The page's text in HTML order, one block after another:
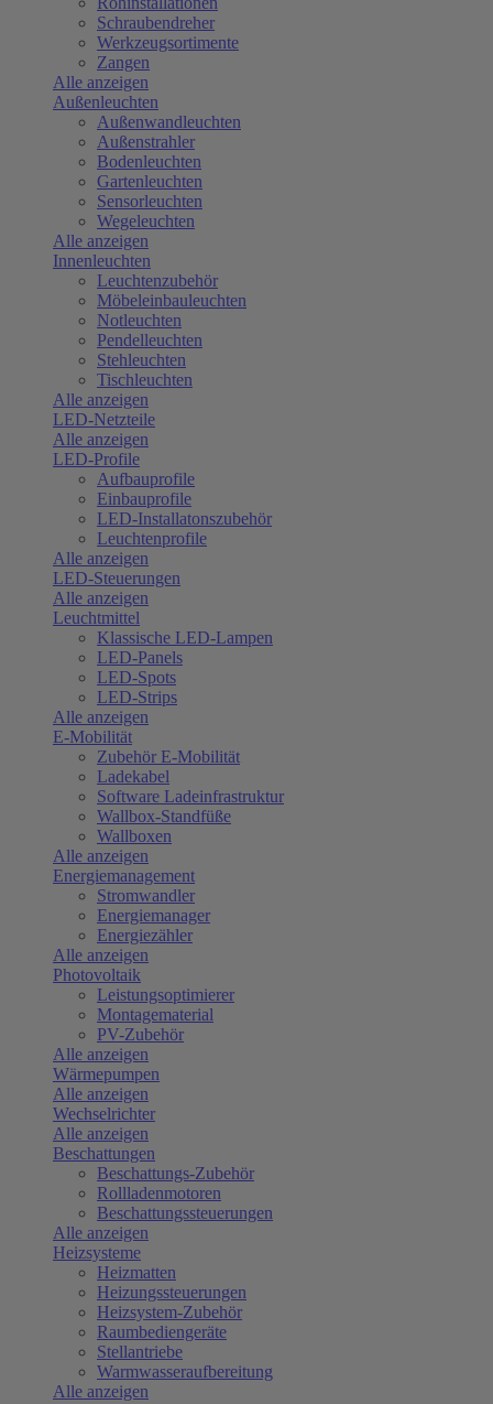
Schraubendreher
Werkzeugsortimente
Zangen
Alle anzeigen
Außenleuchten
Außenwandleuchten
Außenstrahler
Bodenleuchten
Gartenleuchten
Sensorleuchten
Wegeleuchten
Alle anzeigen
Innenleuchten
Leuchtenzubehör
Möbeleinbauleuchten
Notleuchten
Pendelleuchten
Stehleuchten
Tischleuchten
Alle anzeigen
LED-Netzteile
Alle anzeigen
LED-Profile
Aufbauprofile
Einbauprofile
LED-Installatonszubehör
Leuchtenprofile
Alle anzeigen
LED-Steuerungen
Alle anzeigen
Leuchtmittel
Klassische LED-Lampen
LED-Panels
LED-Spots
LED-Strips
Alle anzeigen
E-Mobilität
Zubehör E-Mobilität
Ladekabel
Software Ladeinfrastruktur
Wallbox-Standfüße
Wallboxen
Alle anzeigen
Energiemanagement
Stromwandler
Energiemanager
Energiezähler
Alle anzeigen
Photovoltaik
Leistungsoptimierer
Montagematerial
PV-Zubehör
Alle anzeigen
Wärmepumpen
Alle anzeigen
Wechselrichter
Alle anzeigen
Beschattungen
Beschattungs-Zubehör
Rollladenmotoren
Beschattungssteuerungen
Alle anzeigen
Heizsysteme
Heizmatten
Heizungssteuerungen
Heizsystem-Zubehör
Raumbediengeräte
Stellantriebe
Warmwasseraufbereitung
Alle anzeigen